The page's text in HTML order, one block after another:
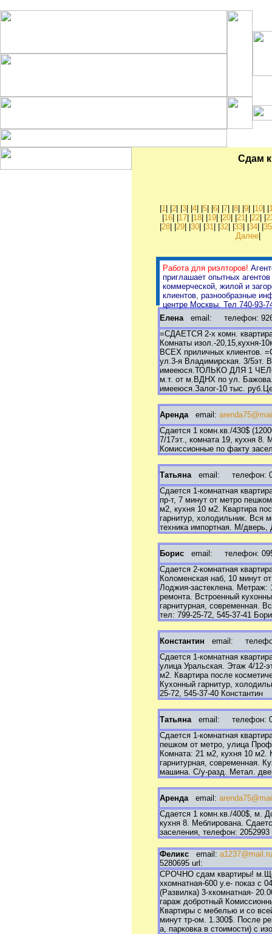
Сдам
1 2 3 4 5 6 7 8 9 10
16 17 18 19 20 21 22
|28 | |29 | |30 | |31 | |32 | |33 | |34 | |35
Далее
Работа для риэлторов!
приглашает опытных
коммерческой, жилой и
клиентов, разнообразные
центре Москвы. Тел 740-93-
Еленаemail:
телефон:
=СДАЕТСЯ 2-х комн.
Комнаты изол.-20,15,кухня-
ВСЕХ приличных клиентов.
ул.3-я Владимирская. 3/5эт.
имееюся.ТОЛЬКО ДЛЯ 1
м.т. от м.ВДНХ по ул. Бажова.
имееюся.Залог-10 тыс.
Арендаemail:
Сдается 1 комн.кв./430$
7/17эт., комната 19, кухня 8.
Комиссионные по факту
Татьянаemail:
телефон:
Сдается 1-комнатная
пр-т, 7 минут от метро
м2, кухня 10 м2. Квартира
гарнитур, холодильник. Вся
техника импортная. М/дверь,
Борис email:
телефон: 095
Сдается 2-комнатная
Коломенская наб, 10 минут
Лоджия-застеклена. Метраж:
ремонта. Встроенный
гарнитурная, современная.
тел: 799-25-72, 545-37-41
Константин email:
Сдается 1-комнатная
улица Уральская. Этаж 4/12-
м2. Квартира после
Кухонный гарнитур,
25-72, 545-37-40 Константин
Татьянаemail:
телефон:
Сдается 1-комнатная
пешком от метро, улица
Комната: 21 м2, кухня 10 м2.
гарнитурная, современная.
машина. С/у-разд. Метал.
Арендаemail:
Сдается 1 комн.кв./400$, м.
кухня 8. Меблирована.
заселения, телефон:
Феликс email: a1237@mail.ru
5280695 url:
СРОЧНО сдам квартиры!
хкомнатная-600 у.е- показ с
(Развилка) 3-хкомнатная-
гараж добротный
Квартиры с мебелью и со
минут тр-ом. 1.300$. После
а, парковка в стоимости) с